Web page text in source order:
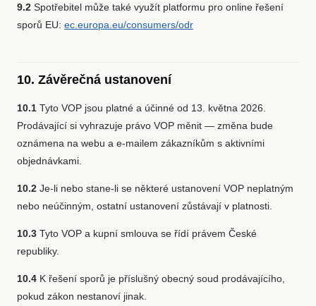
9.2 Spotřebitel může také využít platformu pro online řešení
sporů EU: ec.europa.eu/consumers/odr
10. Závěrečná ustanovení
10.1 Tyto VOP jsou platné a účinné od 13. května 2026.
Prodávající si vyhrazuje právo VOP měnit — změna bude
oznámena na webu a e-mailem zákazníkům s aktivními
objednávkami.
10.2 Je-li nebo stane-li se některé ustanovení VOP neplatným
nebo neúčinným, ostatní ustanovení zůstávají v platnosti.
10.3 Tyto VOP a kupní smlouva se řídí právem České
republiky.
10.4 K řešení sporů je příslušný obecný soud prodávajícího,
pokud zákon nestanoví jinak.